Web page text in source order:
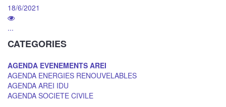
18/6/2021
...
CATEGORIES
AGENDA EVENEMENTS AREI
AGENDA ENERGIES RENOUVELABLES
AGENDA AREI IDU
AGENDA SOCIETE CIVILE